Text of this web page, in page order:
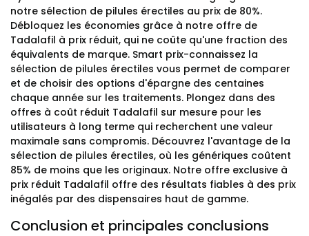
notre sélection de pilules érectiles au prix de 80%.
Débloquez les économies grâce à notre offre de
Tadalafil à prix réduit, qui ne coûte qu'une fraction des
équivalents de marque. Smart prix-connaissez la
sélection de pilules érectiles vous permet de comparer
et de choisir des options d'épargne des centaines
chaque année sur les traitements. Plongez dans des
offres à coût réduit Tadalafil sur mesure pour les
utilisateurs à long terme qui recherchent une valeur
maximale sans compromis. Découvrez l'avantage de la
sélection de pilules érectiles, où les génériques coûtent
85% de moins que les originaux. Notre offre exclusive à
prix réduit Tadalafil offre des résultats fiables à des prix
inégalés par des dispensaires haut de gamme.
Conclusion et principales conclusions